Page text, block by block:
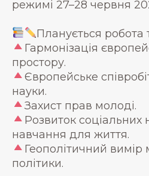
режимі 27–28 червня
Планується робота
Гармонізація
простору.
Європейське
науки.
Захист прав молоді.
Розвиток соціальних
навчання для життя.
Геополітичний вимір
політики.